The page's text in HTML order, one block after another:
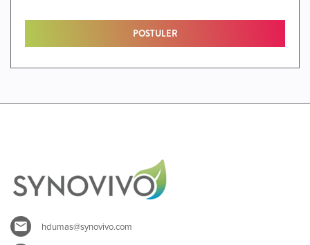
POSTULER
hdumas@synovivo.com